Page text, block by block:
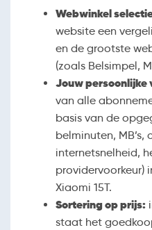
Webwinkel
website een
en de grootste
(zoals Belsimpel,
Jouw persoonlijke
van alle
basis van de
belminuten, MB’s,
internetsnelheid,
providervoorkeur)
Xiaomi 15T.
Sortering op prijs:
staat het